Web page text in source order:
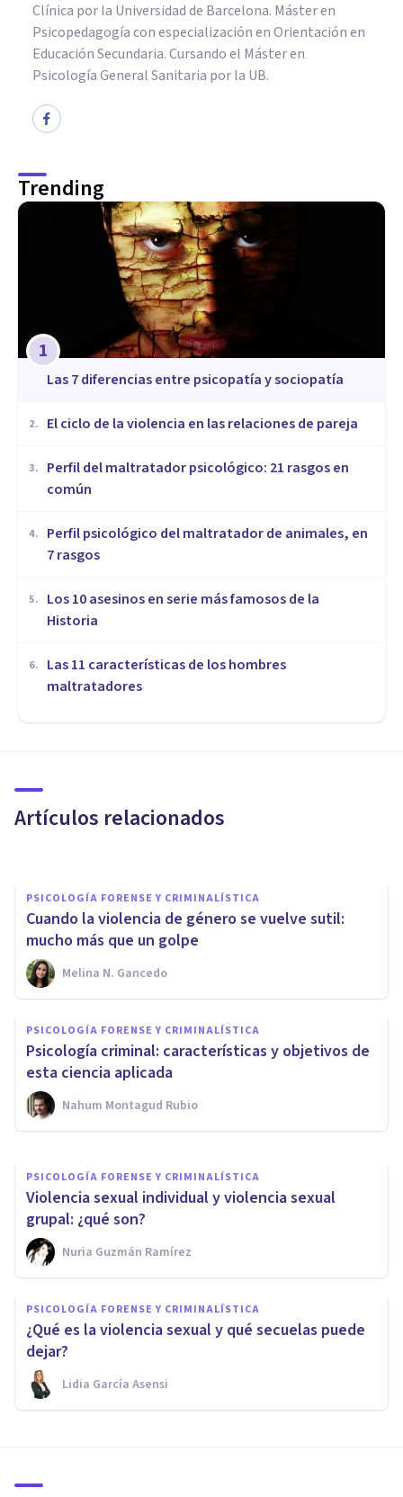
Clínica por la Universidad de Barcelona. Máster en
Psicopedagogía con especialización en Orientación en
Educación Secundaria. Cursando el Máster en
Psicología General Sanitaria por la UB.
Trending
1
Las 7 diferencias entre psicopatía y sociopatía
2. ​El ciclo de la violencia en las relaciones de pareja
3.
​Perfil del maltratador psicológico: 21 rasgos en
común
4.
​Perfil psicológico del maltratador de animales, en
7 rasgos
5.
Los 10 asesinos en serie más famosos de la
Historia
6.
Las 11 características de los hombres
maltratadores
Artículos relacionados
el abuso sexual infantil
PSICOLOGÍA FORENSE Y CRIMINALÍSTICA
Cuando la violencia de género se vuelve sutil:
mucho más que un golpe
Melina N. Gancedo
PSICOLOGÍA FORENSE Y CRIMINALÍSTICA
Psicología criminal: características y objetivos de
esta ciencia aplicada
Nahum Montagud Rubio
PSICOLOGÍA FORENSE Y CRIMINALÍSTICA
Vida y retrato psicológico de
Ed Gein, “el carnicero de
Plainfield” (2/2)
Alex Grandío
PSICOLOGÍA FORENSE Y CRIMINALÍSTICA
Violencia sexual individual y violencia sexual
grupal: ¿qué son?
Nuria Guzmán Ramírez
PSICOLOGÍA FORENSE Y CRIMINALÍSTICA
¿Qué es la violencia sexual y qué secuelas puede
dejar?
Lidia García Asensi